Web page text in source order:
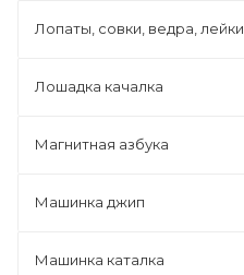
Лопаты, совки, ведра, лейки
Лошадка качалка
Магнитная азбука
Машинка джип
Машинка каталка